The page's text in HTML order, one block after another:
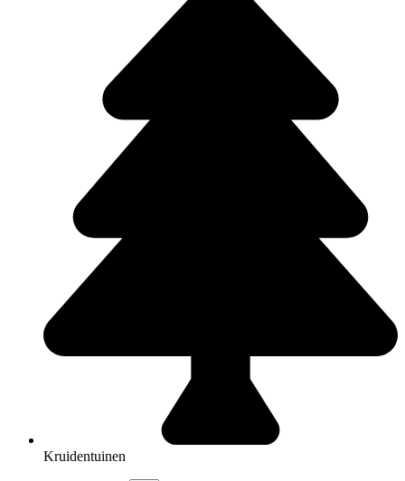
Kruidentuinen